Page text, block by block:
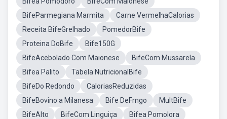
BifeParmegiana Marmita
Carne VermelhaCalorias
Receita BifeGrelhado
PomedorBife
Proteina DoBife
Bife150G
BifeAcebolado Com Maionese
BifeCom Mussarela
Bifea Palito
Tabela NutricionalBife
BifeDo Redondo
CaloriasReduzidas
BifeBovino a Milanesa
Bife DeFrngo
MultBife
BifeAlto
BifeCom Linguiça
Bifea Pomolora